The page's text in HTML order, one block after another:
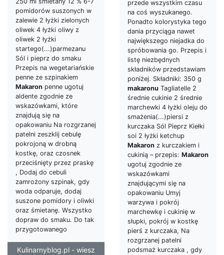
pomidorów suszonych w
zalewie 2 łyżki zielonych
oliwek 4 łyżki oliwy z
oliwek 2 łyżki
startego(...)parmezanu
Sól i pieprz do smaku
Przepis na wegetariańskie
penne ze szpinakiem
Makaron penne ugotuj
aldente zgodnie ze
wskazówkami, które
znajdują się na
opakowaniu Na rozgrzanej
patelni zeszklij cebulę
pokrojoną w drobną
kostkę, oraz czosnek
przeciśnięty przez praskę
, Dodaj do cebuli
zamrożony szpinak, gdy
woda odparuje, dodaj
suszone pomidory i oliwki
oraz śmietanę. Wszystko
dopraw do smaku. Do tak
przygotowanego
Kulinarnyblog.pl - wiesz
przede wszystkim czasu
na coś wyszukanego.
Ponadto kolorystyka tego
dania przyciąga nawet
największego niejadka do
spróbowania go. Przepis i
listę niezbędnych
składników przedstawiam
poniżej. Składniki: 350 g
makaronu Tagliatelle 2
średnie cukinie 2 średnie
marchewki 4 łyżki oleju do
smażenia(...)piersi z
kurczaka Sól Pieprz Kiełki
soi 2 łyżki ketchup
Makaron z kurczakiem i
cukinią – przepis: Makaron
ugotuj zgodnie ze
wskazówkami
znajdującymi się na
opakowaniu Umyj
warzywa i pokrój
marchewkę i cukinię w
słupki, pokrój w kostkę
pierś z kurczaka, Na
rozgrzanej patelni
podsmaż kurczaka , gdy